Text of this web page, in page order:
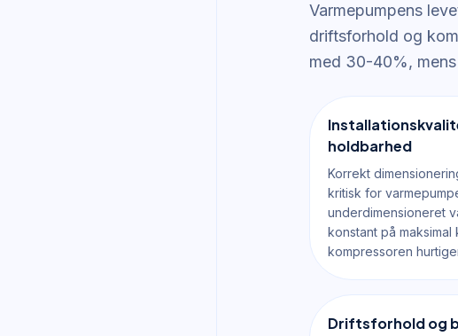
Varmepumpens
driftsforhold og
med 30-40%,
holdbarhed
Korrekt
kritisk for
underdimensioneret
konstant på
kompressoren
Driftsforhold og